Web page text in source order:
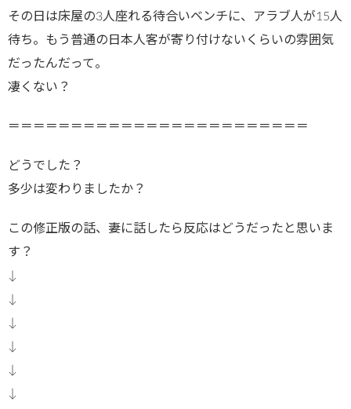
その日は床屋の3人座れる待合いベンチに、アラブ人が15人
待ち。もう普通の日本人客が寄り付けないくらいの雰囲気
だったんだって。
凄くない？
＝＝＝＝＝＝＝＝＝＝＝＝＝＝＝＝＝＝＝＝＝＝＝＝
どうでした？
多少は変わりましたか？
この修正版の話、妻に話したら反応はどうだったと思いま
す？
↓
↓
↓
↓
↓
↓